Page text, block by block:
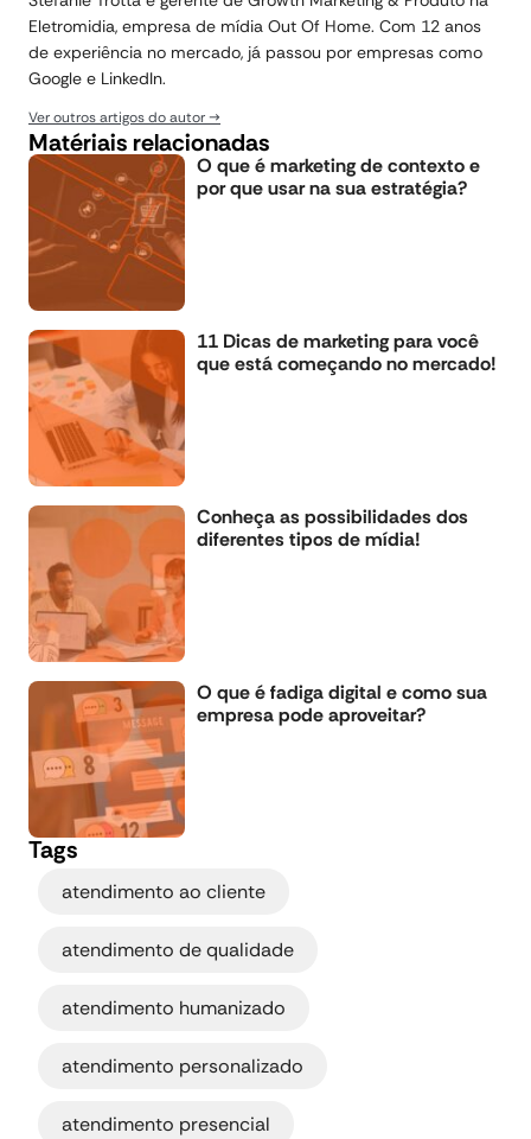
Eletromidia, empresa de mídia Out Of Home. Com 12 anos
de experiência no mercado, já passou por empresas como
Google e LinkedIn.
Ver outros artigos do autor
Matériais relacionadas
O que é marketing de contexto e
por que usar na sua estratégia?
11 Dicas de marketing para você
que está começando no mercado!
Conheça as possibilidades dos
diferentes tipos de mídia!
O que é fadiga digital e como sua
empresa pode aproveitar?
Tags
atendimento ao cliente
atendimento de qualidade
atendimento humanizado
atendimento personalizado
atendimento presencial